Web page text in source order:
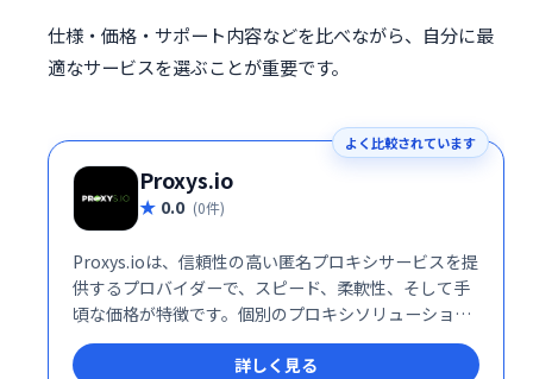
仕様・価格・サポート内容などを比べながら、自分に最
適なサービスを選ぶことが重要です。
よく比較されています
Proxys.io
0.0 (0件)
Proxys.ioは、信頼性の高い匿名プロキシサービスを提
供するプロバイダーで、スピード、柔軟性、そして手
頃な価格が特徴です。個別のプロキシソリューション
や包括的なサポート体制により、あらゆる規模のビジ
ネスや個人ユーザーに対応しています。
詳しく見る